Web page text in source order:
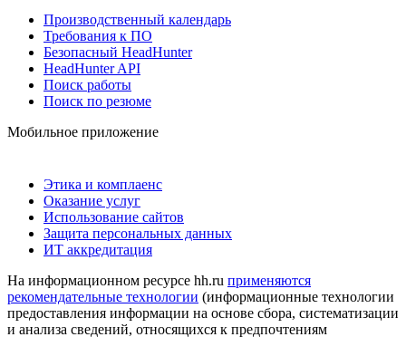
Производственный календарь
Требования к ПО
Безопасный HeadHunter
HeadHunter API
Поиск работы
Поиск по резюме
Мобильное приложение
Этика и комплаенс
Оказание услуг
Использование сайтов
Защита персональных данных
ИТ аккредитация
На информационном ресурсе hh.ru применяются
рекомендательные технологии (информационные технологии
предоставления информации на основе сбора, систематизации
и анализа сведений, относящихся к предпочтениям